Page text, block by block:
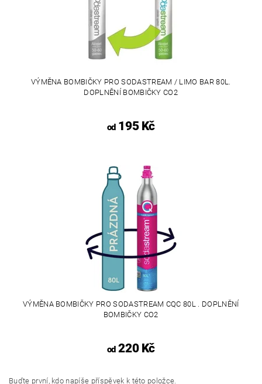
VÝMĚNA BOMBIČKY PRO SODASTREAM / LIMO BAR 80L.
DOPLNĚNÍ BOMBIČKY CO2
od195 Kč
VÝMĚNA BOMBIČKY PRO SODASTREAM CQC 80L . DOPLNĚNÍ
BOMBIČKY CO2
od220 Kč
Buďte první, kdo napíše příspěvek k této položce.